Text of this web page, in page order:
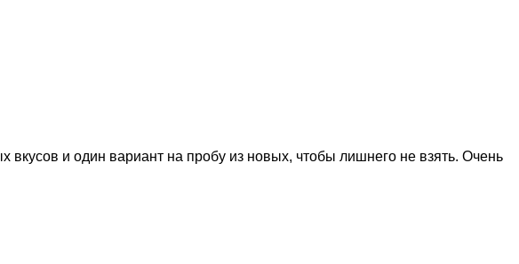
и один вариант на пробу из новых, чтобы лишнего не взять. Очень